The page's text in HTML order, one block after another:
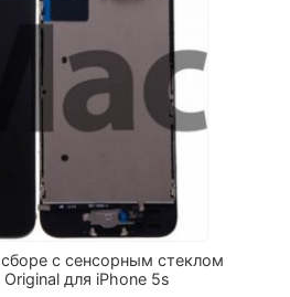
с сенсорным стеклом
для iPhone 5s